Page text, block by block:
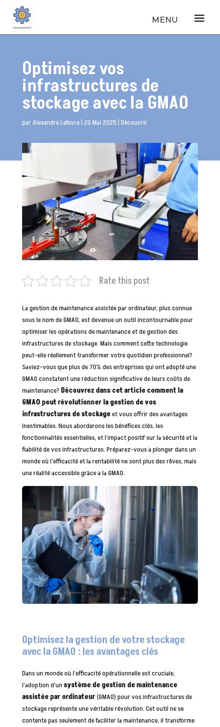
Optimisez vos
infrastructures de
stockage avec la GMAO
parAlexandre Lefevre| 20 Mai 2025 Découvrir
Rate this post
La gestion de maintenance assistée par ordinateur, plus connue
sous le nom de GMAO, est devenue un outil incontournable pour
optimiser les opérations de maintenance et de gestion des
infrastructures de stockage. Mais comment cette technologie
peut-elle réellement transformer votre quotidien professionnel?
Saviez-vous que plus de 70% des entreprises qui ont adopté une
GMAO constatent une réduction significative de leurs coûts de
maintenance? Découvrez dans cet article comment la
GMAO peut révolutionner la gestion de vos
infrastructures de stockageet vous offrir des avantages
inestimables. Nous aborderons les bénéfices clés, les
fonctionnalités essentielles, et l’impact positif sur la sécurité et la
fiabilité de vos infrastructures. Préparez-vous à plonger dans un
monde où l’efficacité et la rentabilité ne sont plus des rêves, mais
une réalité accessible grâce à la GMAO.
Optimisez la gestion de votre stockage
avec la GMAO : les avantages clés
Dans un monde où l’efficacité opérationnelle est cruciale,
l’adoption d’un système de gestion de maintenance
assistée par ordinateur(GMAO) pour vos infrastructures de
stockage représente une véritable révolution. Cet outil ne se
contente pas seulement de faciliter la maintenance, il transforme